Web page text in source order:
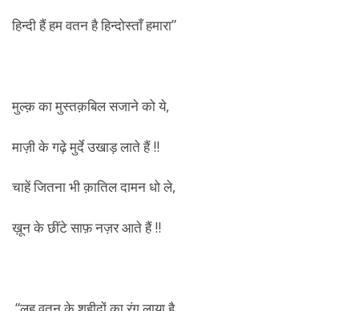
हिन्दी हैं हम वतन है हिन्दोस्ताँ हमारा”
मुल्क़ का मुस्तक़बिल सजाने को ये,
माज़ी के गढ़े मुर्दे उखाड़ लाते हैं !!
चाहें जितना भी क़ातिल दामन धो ले,
ख़ून के छींटे साफ़ नज़र आते हैं !!